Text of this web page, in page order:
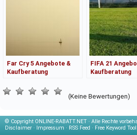
Far Cry 5 Angebote &
Kaufberatung
FIFA 21
Kaufberatung
(Keine Bewertungen)
© Copyright ONLINE-RABATT.NET · Alle Rechte
Disclaimer · Impressum · RSS Feed · Free Keyword Tool